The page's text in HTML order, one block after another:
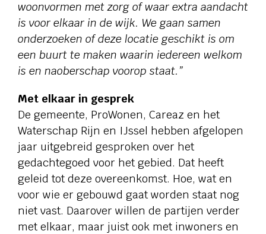
woonvormen met zorg of waar extra aandacht
is voor elkaar in de wijk. We gaan samen
onderzoeken of deze locatie geschikt is om
een buurt te maken waarin iedereen welkom
is en naoberschap voorop staat.”
Met elkaar in gesprek
De gemeente, ProWonen, Careaz en het
Waterschap Rijn en IJssel hebben afgelopen
jaar uitgebreid gesproken over het
gedachtegoed voor het gebied. Dat heeft
geleid tot deze overeenkomst. Hoe, wat en
voor wie er gebouwd gaat worden staat nog
niet vast. Daarover willen de partijen verder
met elkaar, maar juist ook met inwoners en